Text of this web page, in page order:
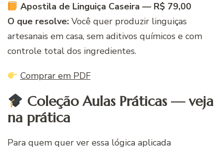
Apostila de Linguiça Caseira — R$ 79,00
O que resolve: Você quer produzir linguiças
artesanais em casa, sem aditivos químicos e com
controle total dos ingredientes.
Comprar em PDF
Coleção Aulas Práticas — veja
na prática
Para quem quer ver essa lógica aplicada